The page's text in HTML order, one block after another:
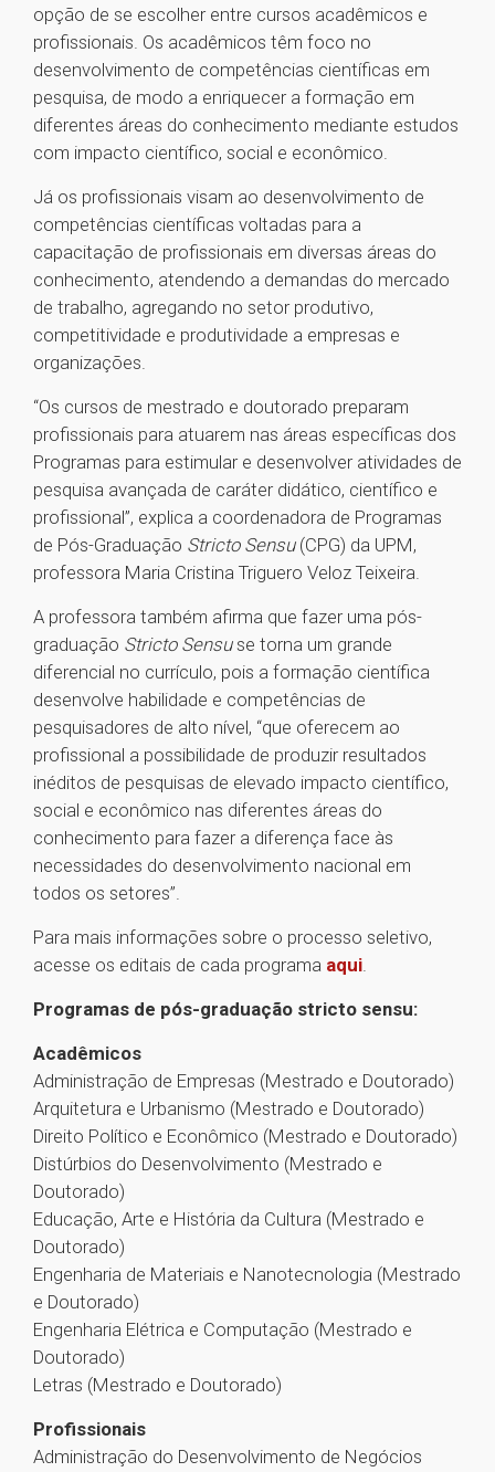
opção de se escolher entre cursos acadêmicos e
profissionais. Os acadêmicos têm foco no
desenvolvimento de competências científicas em
pesquisa, de modo a enriquecer a formação em
diferentes áreas do conhecimento mediante estudos
com impacto científico, social e econômico.
Já os profissionais visam ao desenvolvimento de
competências científicas voltadas para a
capacitação de profissionais em diversas áreas do
conhecimento, atendendo a demandas do mercado
de trabalho, agregando no setor produtivo,
competitividade e produtividade a empresas e
organizações.
“Os cursos de mestrado e doutorado preparam
profissionais para atuarem nas áreas específicas dos
Programas para estimular e desenvolver atividades de
pesquisa avançada de caráter didático, científico e
profissional”, explica a coordenadora de Programas
de Pós-Graduação Stricto Sensu(CPG) da UPM,
professora Maria Cristina Triguero Veloz Teixeira.
A professora também afirma que fazer uma pós-
graduação Stricto Sensuse torna um grande
diferencial no currículo, pois a formação científica
desenvolve habilidade e competências de
pesquisadores de alto nível, “que oferecem ao
profissional a possibilidade de produzir resultados
inéditos de pesquisas de elevado impacto científico,
social e econômico nas diferentes áreas do
conhecimento para fazer a diferença face às
necessidades do desenvolvimento nacional em
todos os setores”.
Para mais informações sobre o processo seletivo,
acesse os editais de cada programa aqui.
Programas de pós-graduação stricto sensu:
Acadêmicos
Administração de Empresas (Mestrado e Doutorado)
Arquitetura e Urbanismo (Mestrado e Doutorado)
Direito Político e Econômico (Mestrado e Doutorado)
Distúrbios do Desenvolvimento (Mestrado e
Doutorado)
Educação, Arte e História da Cultura (Mestrado e
Doutorado)
Engenharia de Materiais e Nanotecnologia (Mestrado
e Doutorado)
Engenharia Elétrica e Computação (Mestrado e
Doutorado)
Letras (Mestrado e Doutorado)
Profissionais
Administração do Desenvolvimento de Negócios